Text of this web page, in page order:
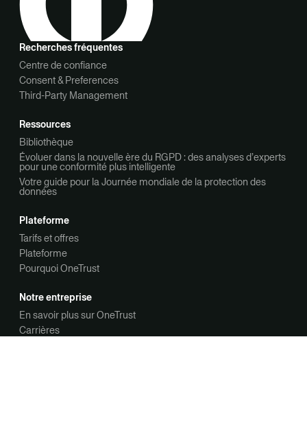
Recherches fréquentes
Centre de confiance
Consent & Preferences
Third-Party Management
Ressources
Bibliothèque
Évoluer dans la nouvelle ère du RGPD : des analyses d’experts
pour une conformité plus intelligente
Votre guide pour la Journée mondiale de la protection des
données
Plateforme
Tarifs et offres
Plateforme
Pourquoi OneTrust
Notre entreprise
En savoir plus sur OneTrust
Carrières